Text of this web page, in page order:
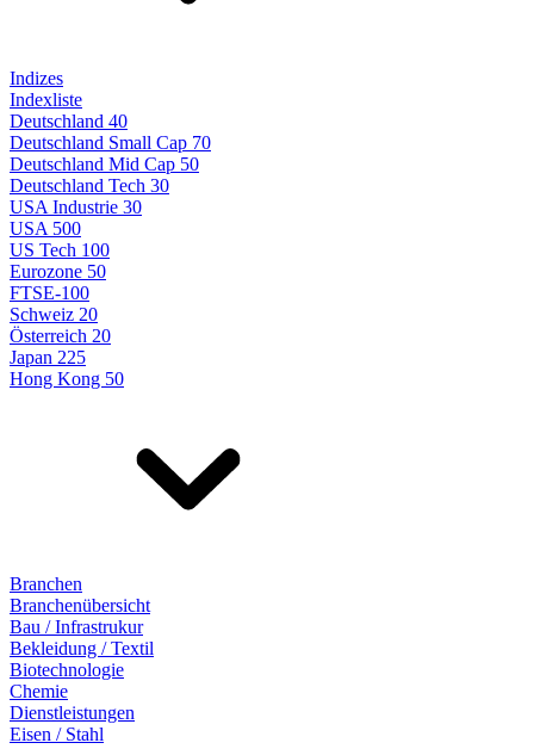
Indizes
Indexliste
Deutschland 40
Deutschland Small Cap 70
Deutschland Mid Cap 50
Deutschland Tech 30
USA Industrie 30
USA 500
US Tech 100
Eurozone 50
FTSE-100
Schweiz 20
Österreich 20
Japan 225
Hong Kong 50
Branchen
Branchenübersicht
Bau / Infrastrukur
Bekleidung / Textil
Biotechnologie
Chemie
Dienstleistungen
Eisen / Stahl